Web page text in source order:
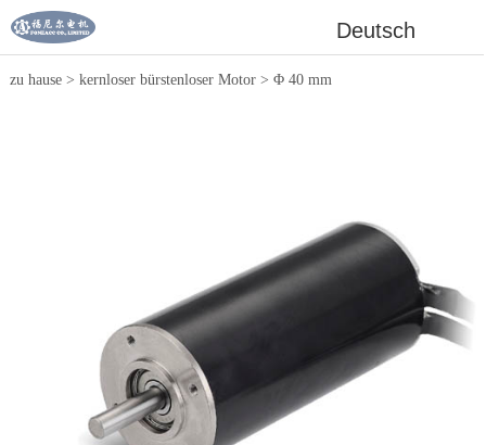
Deutsch
zu hause> kernloser bürstenloser Motor> Φ 40 mm